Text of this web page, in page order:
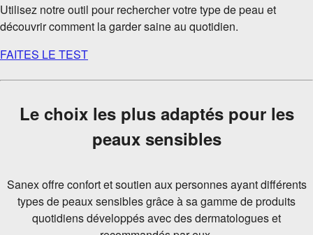
Utilisez notre outil pour rechercher votre type de peau et
découvrir comment la garder saine au quotidien.
FAITES LE TEST
Le choix les plus adaptés pour les
peaux sensibles
Sanex offre confort et soutien aux personnes ayant différents
types de peaux sensibles grâce à sa gamme de produits
quotidiens développés avec des dermatologues et